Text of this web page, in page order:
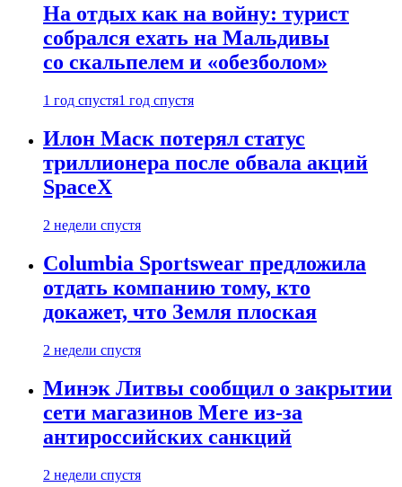
На отдых как на войну: турист
собрался ехать на Мальдивы
со скальпелем и «обезболом»
1 год спустя1 год спустя
Илон Маск потерял статус
триллионера после обвала акций
SpaceX
2 недели спустя
Columbia Sportswear предложила
отдать компанию тому, кто
докажет, что Земля плоская
2 недели спустя
Минэк Литвы сообщил о закрытии
сети магазинов Mere из-за
антироссийских санкций
2 недели спустя